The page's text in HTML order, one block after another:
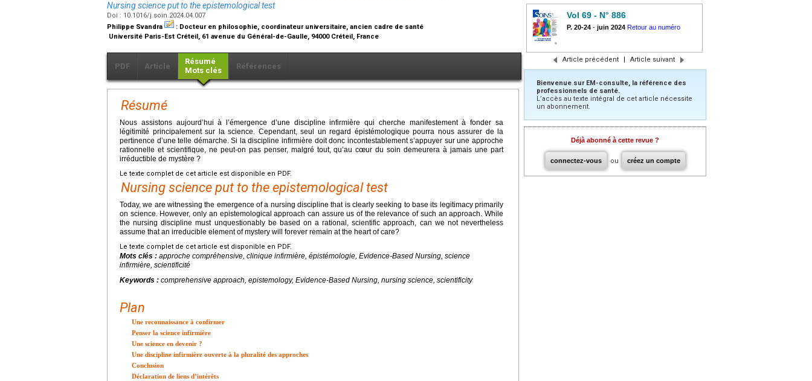
Nursing science put to the epistemological test
Doi : 10.1016/j.soin.2024.04.007
Philippe Svandra
: Docteur en philosophie, coordinateur universitaire, ancien cadre de santé
Université Paris-Est Créteil, 61 avenue du Général-de-Gaulle, 94000 Créteil, France
PDF Article
Résumé
Mots clés
Références
Résumé
Nous assistons aujourd’hui à l’émergence d’une discipline infirmière qui cherche manifestement à fonder sa
légitimité principalement sur la science. Cependant, seul un regard épistémologique pourra nous assurer de la
pertinence d’une telle démarche. Si la discipline infirmière doit donc incontestablement s’appuyer sur une approche
rationnelle et scientifique, ne peut-on pas penser, malgré tout, qu’au cœur du soin demeurera à jamais une part
irréductible de mystère ?
Le texte complet de cet article est disponible en PDF.
Nursing science put to the epistemological test
Today, we are witnessing the emergence of a nursing discipline that is clearly seeking to base its legitimacy primarily
on science. However, only an epistemological approach can assure us of the relevance of such an approach. While
the nursing discipline must unquestionably be based on a rational, scientific approach, can we not nevertheless
assume that an irreducible element of mystery will forever remain at the heart of care?
Le texte complet de cet article est disponible en PDF.
Mots clés : approche compréhensive, clinique infirmière, épistémologie, Evidence-Based Nursing, science
infirmière, scientificité
Keywords : comprehensive approach, epistemology, Evidence-Based Nursing, nursing science, scientificity
Plan
Une reconnaissance à confirmer
Penser la science infirmière
Une science en devenir ?
Une discipline infirmière ouverte à la pluralité des approches
Conclusion
Déclaration de liens d’intérêts
Vol 69 - N° 886
P. 20-24 - juin 2024 Retour au numéro
Article précédent | Article suivant
Bienvenue sur EM-consulte, la référence des
professionnels de santé.
L’accès au texte intégral de cet article nécessite
un abonnement.
Déjà abonné à cette revue ?
connectez-vous ou créez un compte